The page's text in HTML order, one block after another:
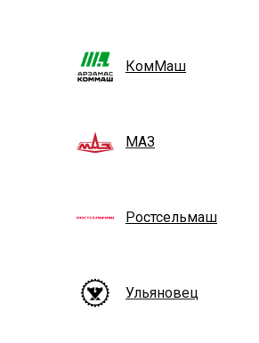
КомМаш
МАЗ
Ростсельмаш
Ульяновец